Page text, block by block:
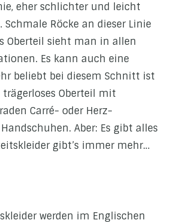
eher schlichter und leicht
Röcke an dieser Linie
Oberteil sieht man in allen
Es kann auch eine
beliebt bei diesem Schnitt ist
Oberteil mit
Carré- oder Herz-
Aber: Es gibt alles
gibt’s immer mehr…
werden im Englischen